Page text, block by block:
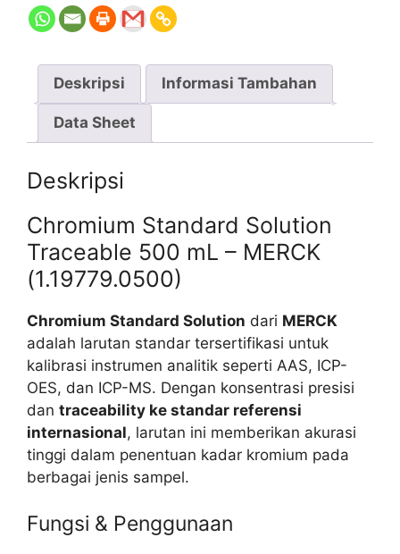
Deskripsi Informasi Tambahan
Data Sheet
Deskripsi
Chromium Standard Solution
Traceable 500 mL – MERCK
(1.19779.0500)
Chromium Standard Solution dari MERCK
adalah larutan standar tersertifikasi untuk
kalibrasi instrumen analitik seperti AAS, ICP-
OES, dan ICP-MS. Dengan konsentrasi presisi
dan traceability ke standar referensi
internasional, larutan ini memberikan akurasi
tinggi dalam penentuan kadar kromium pada
berbagai jenis sampel.
Fungsi & Penggunaan